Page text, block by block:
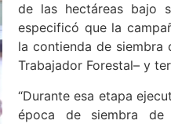
de las hectáreas bajo
especificó que la
la contienda de siembra
Trabajador Forestal– y
“Durante esa etapa
época de siembra de